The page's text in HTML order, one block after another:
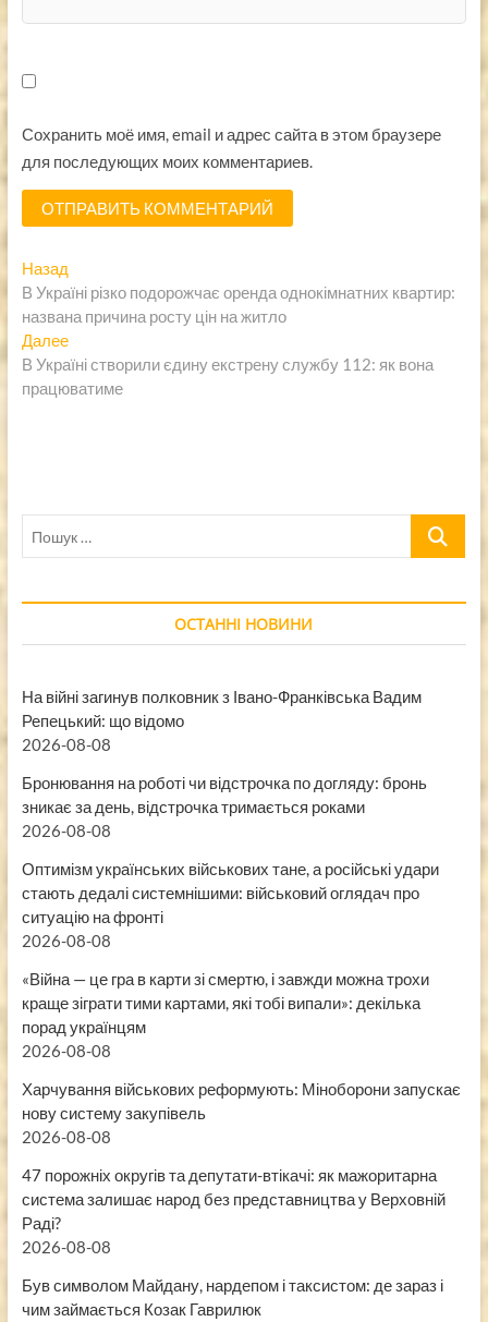
Сохранить моё имя, email и адрес сайта в этом браузере
для последующих моих комментариев.
Навигация
по
записям
НазадПредыдущая
запись:
В Україні різко подорожчає оренда однокімнатних квартир:
названа причина росту цін на житло
ДалееСледующая
запись:
В Україні створили єдину екстрену службу 112: як вона
працюватиме
Пошук
ОСТАННІ НОВИНИ
На війні загинув полковник з Івано-Франківська Вадим
Репецький: що відомо
2026-08-08
Бронювання на роботі чи відстрочка по догляду: бронь
зникає за день, відстрочка тримається роками
2026-08-08
Оптимізм українських військових тане, а російські удари
стають дедалі системнішими: військовий оглядач про
ситуацію на фронті
2026-08-08
«Війна — це гра в карти зі смертю, і завжди можна трохи
краще зіграти тими картами, які тобі випали»: декілька
порад українцям
2026-08-08
Харчування військових реформують: Міноборони запускає
нову систему закупівель
2026-08-08
47 порожніх округів та депутати-втікачі: як мажоритарна
система залишає народ без представництва у Верховній
Раді?
2026-08-08
Був символом Майдану, нардепом і таксистом: де зараз і
чим займається Козак Гаврилюк